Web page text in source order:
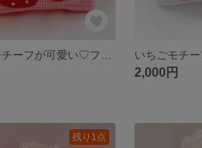
2,000円
残り1点